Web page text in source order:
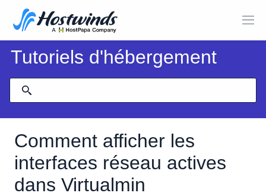
Tutoriels d'hébergement
Comment afficher les
interfaces réseau actives
dans Virtualmin